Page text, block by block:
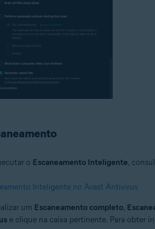
o Escaneamento Inteligente,
Inteligente no Avast Antivirus
um Escaneamento completo,
e clique na caixa pertinente. Para obter